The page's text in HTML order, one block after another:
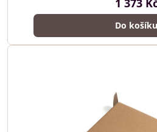
1 373
Do košíku